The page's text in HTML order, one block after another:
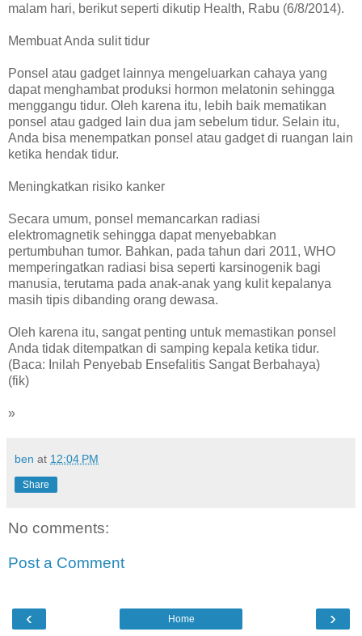
malam hari, berikut seperti dikutip Health, Rabu (6/8/2014).
Membuat Anda sulit tidur
Ponsel atau gadget lainnya mengeluarkan cahaya yang
dapat menghambat produksi hormon melatonin sehingga
menggangu tidur. Oleh karena itu, lebih baik mematikan
ponsel atau gadged lain dua jam sebelum tidur. Selain itu,
Anda bisa menempatkan ponsel atau gadget di ruangan lain
ketika hendak tidur.
Meningkatkan risiko kanker
Secara umum, ponsel memancarkan radiasi
elektromagnetik sehingga dapat menyebabkan
pertumbuhan tumor. Bahkan, pada tahun dari 2011, WHO
memperingatkan radiasi bisa seperti karsinogenik bagi
manusia, terutama pada anak-anak yang kulit kepalanya
masih tipis dibanding orang dewasa.
Oleh karena itu, sangat penting untuk memastikan ponsel
Anda tidak ditempatkan di samping kepala ketika tidur.
(Baca: Inilah Penyebab Ensefalitis Sangat Berbahaya)
(fik)
»
ben at 12:04 PM
Share
No comments:
Post a Comment
‹ ›
Home